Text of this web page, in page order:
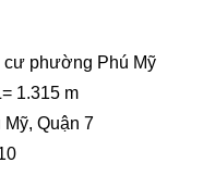
cư phường Phú Mỹ
1.315 m
Quận 7